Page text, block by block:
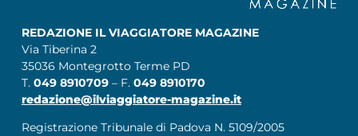
REDAZIONE IL VIAGGIATORE MAGAZINE
Via Tiberina 2
35036 Montegrotto Terme PD
T. 049 8910709 – F. 049 8910170
redazione@ilviaggiatore-magazine.it
Registrazione Tribunale di Padova N. 5109/2005